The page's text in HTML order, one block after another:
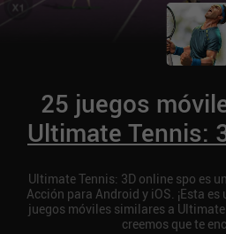
25 juegos
Ultimate Tennis:
Ultimate Tennis: 3D online spo es
Acción para Android y iOS. ¡Esta
juegos móviles similares a
creemos que te